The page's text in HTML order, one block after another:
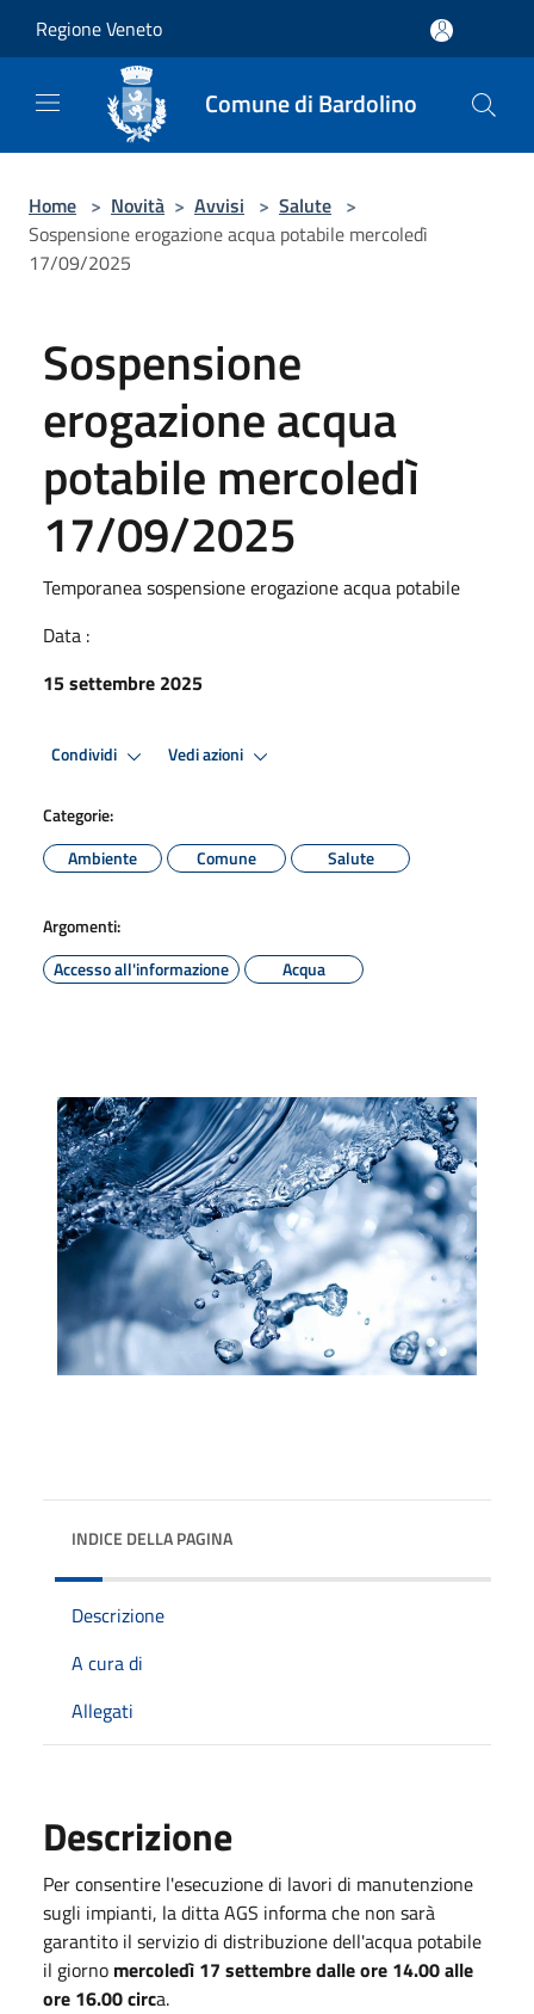
Regione Veneto
Comune di Bardolino
Home > Novità > Avvisi > Salute >
Sospensione erogazione acqua potabile mercoledì
17/09/2025
Sospensione
erogazione acqua
potabile mercoledì
17/09/2025
Temporanea sospensione erogazione acqua potabile
Data :
15 settembre 2025
Condividi Vedi azioni
Categorie:
Ambiente
Comune Salute
Argomenti:
Accesso all'informazione
Acqua
INDICE DELLA PAGINA
Descrizione
A cura di
Allegati
Descrizione
Per consentire l'esecuzione di lavori di manutenzione
sugli impianti, la ditta AGS informa che non sarà
garantito il servizio di distribuzione dell'acqua potabile
il giorno mercoledì 17 settembre dalle ore 14.00 alle
ore 16.00 circa.